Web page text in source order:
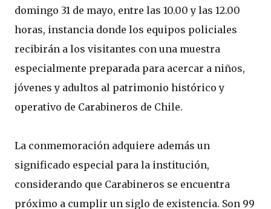
domingo 31 de mayo, entre las 10.00 y las 12.00
horas, instancia donde los equipos policiales
recibirán a los visitantes con una muestra
especialmente preparada para acercar a niños,
jóvenes y adultos al patrimonio histórico y
operativo de Carabineros de Chile.
La conmemoración adquiere además un
significado especial para la institución,
considerando que Carabineros se encuentra
próximo a cumplir un siglo de existencia. Son 99